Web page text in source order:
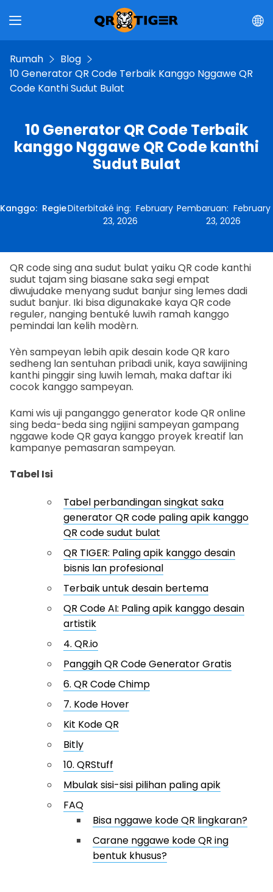
Rumah
Blog
10 Generator QR Code Terbaik Kanggo Nggawe QR
Code Kanthi Sudut Bulat
10 Generator QR Code Terbaik
kanggo Nggawe QR Code kanthi
Sudut Bulat
Kanggo: RegieDiterbitaké ing: February
23, 2026
Pembaruan: February
23, 2026
QR code sing ana sudut bulat yaiku QR code kanthi
sudut tajam sing biasane saka segi empat
diwujudake menyang sudut banjur sing lemes dadi
sudut banjur. Iki bisa digunakake kaya QR code
reguler, nanging bentuké luwih ramah kanggo
pemindai lan kelih modèrn.
Yèn sampeyan lebih apik desain kode QR karo
sedheng lan sentuhan pribadi unik, kaya sawijining
kanthi pinggir sing luwih lemah, maka daftar iki
cocok kanggo sampeyan.
Kami wis uji panganggo generator kode QR online
sing beda-beda sing ngijini sampeyan gampang
nggawe kode QR gaya kanggo proyek kreatif lan
kampanye pemasaran sampeyan.
Tabel Isi
Tabel perbandingan singkat saka
generator QR code paling apik kanggo
QR code sudut bulat
QR TIGER: Paling apik kanggo desain
bisnis lan profesional
Terbaik untuk desain bertema
QR Code AI: Paling apik kanggo desain
artistik
4. QR.io
Panggih QR Code Generator Gratis
6. QR Code Chimp
7. Kode Hover
Kit Kode QR
Bitly
10. QRStuff
Mbulak sisi-sisi pilihan paling apik
FAQ
Bisa nggawe kode QR lingkaran?
Carane nggawe kode QR ing
bentuk khusus?